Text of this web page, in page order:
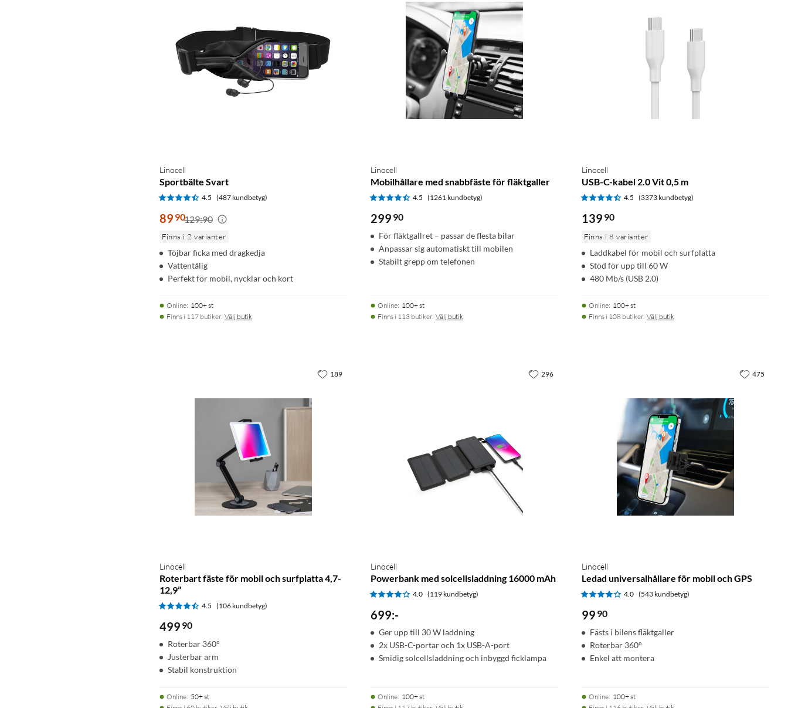
Linocell
Sportbälte Svart
4.5 (487 kundbetyg)
89 90129:90
Finns i 2 varianter
Töjbar ficka med dragkedja
Vattentålig
Perfekt för mobil, nycklar och kort
Online: 100+ st
Finns i 117 butiker. Välj butik
Linocell
Mobilhållare med snabbfäste för fläktgaller
4.5 (1261 kundbetyg)
299 90
För fläktgallret – passar de flesta bilar
Anpassar sig automatiskt till mobilen
Stabilt grepp om telefonen
Online: 100+ st
Finns i 113 butiker. Välj butik
Linocell
USB-C-kabel 2.0 Vit 0,5 m
4.5 (3373 kundbetyg)
139 90
Finns i 8 varianter
Laddkabel för mobil och surfplatta
Stöd för upp till 60 W
480 Mb/s (USB 2.0)
Online: 100+ st
Finns i 108 butiker. Välj butik
Linocell
Roterbart fäste för mobil och surfplatta 4,7-
12,9”
4.5 (106 kundbetyg)
499 90
Roterbar 360°
Justerbar arm
Stabil konstruktion
Online: 50+ st
189
Linocell
Powerbank med solcellsladdning 16000 mAh
4.0 (119 kundbetyg)
699:-
Ger upp till 30 W laddning
2x USB-C-portar och 1x USB-A-port
Smidig solcellsladdning och inbyggd ficklampa
Online: 100+ st
296
Linocell
Ledad universalhållare för mobil och GPS
4.0 (543 kundbetyg)
99 90
Fästs i bilens fläktgaller
Roterbar 360°
Enkel att montera
Online: 100+ st
475